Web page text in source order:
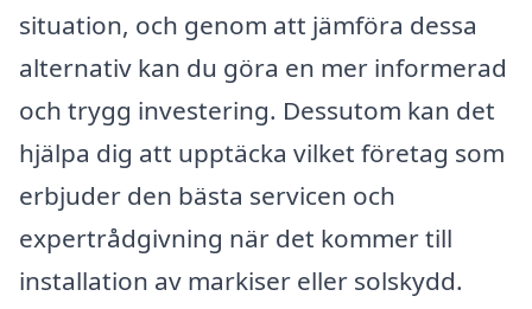
situation, och genom att jämföra dessa
alternativ kan du göra en mer informerad
och trygg investering. Dessutom kan det
hjälpa dig att upptäcka vilket företag som
erbjuder den bästa servicen och
expertrådgivning när det kommer till
installation av markiser eller solskydd.